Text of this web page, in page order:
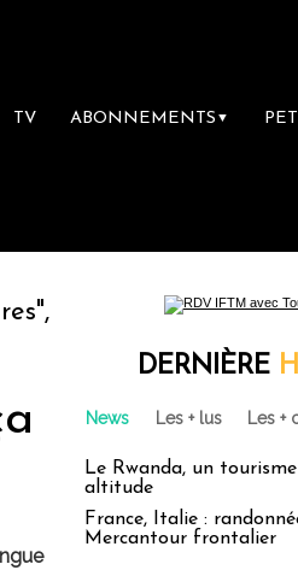
TV ABONNEMENTS ▼
librairie du voyage
DERNIÈRE
News Les + lus Les +
Le Rwanda, un
altitude
France, Italie :
Mercantour frontalier